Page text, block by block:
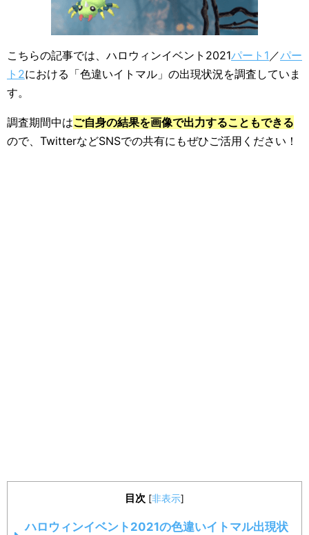
こちらの記事では、ハロウィンイベント2021パート1 ／パー
ト2における「色違いイトマル」の出現状況を調査していま
す。
調査期間中はご自身の結果を画像で出力することもできる
ので、TwitterなどSNSでの共有にもぜひご活用ください！
目次 [非表示]
ハロウィンイベント2021の色違いイトマル出現状